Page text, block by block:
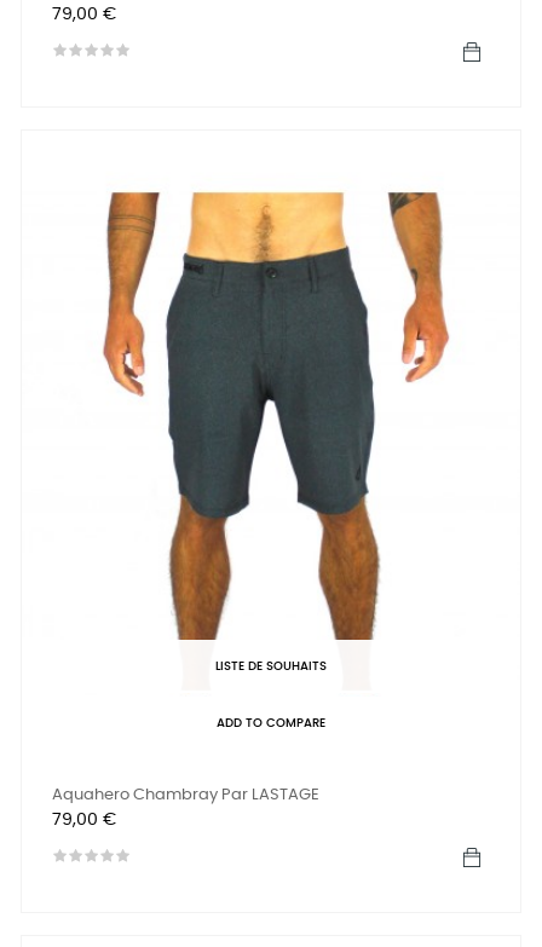
Prix
79,00 €
LISTE DE SOUHAITS
ADD TO COMPARE
Aquahero Chambray Par LASTAGE
Prix
79,00 €